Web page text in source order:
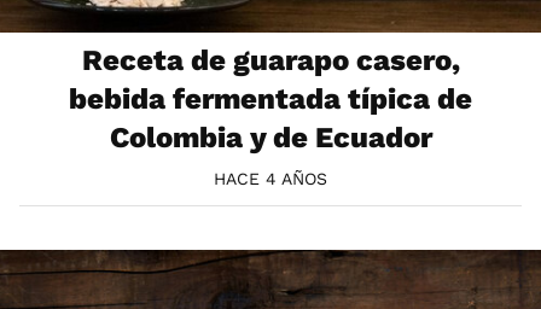
Receta de guarapo casero,
bebida fermentada típica de
Colombia y de Ecuador
HACE 4 AÑOS